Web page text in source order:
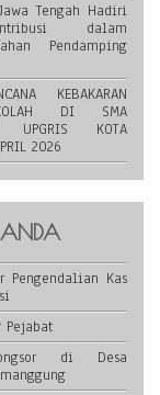
Tengah Hadiri
dalam
Pendamping
KEBAKARAN
DI SMA
UPGRIS KOTA
2026
Pengendalian Kas
Pejabat
di Desa